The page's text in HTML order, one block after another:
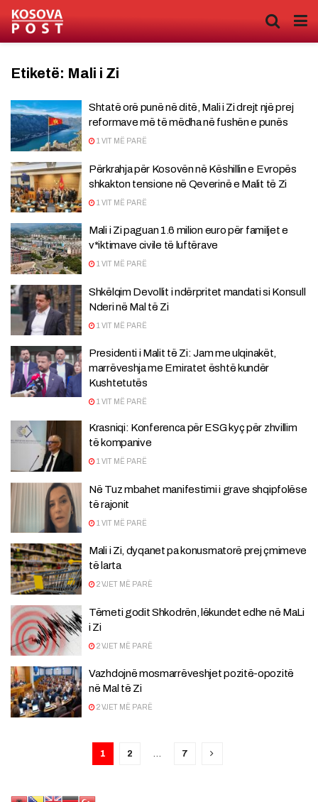
Etiketë: Mali i Zi
Shtatë orë punë në ditë, Mali i Zi drejt një prej
reformave më të mëdha në fushën e punës
1 VIT MË PARË
Përkrahja për Kosovën në Këshillin e Evropës
shkakton tensione në Qeverinë e Malit të Zi
1 VIT MË PARË
Mali i Zi paguan 1.6 milion euro për familjet e
v*iktimave civile të luftërave
1 VIT MË PARË
Shkëlqim Devollit i ndërpritet mandati si Konsull
Nderi në Mal të Zi
1 VIT MË PARË
Presidenti i Malit të Zi: Jam me ulqinakët,
marrëveshja me Emiratet është kundër
Kushtetutës
1 VIT MË PARË
Krasniqi: Konferenca për ESG kyç për zhvillim
të kompanive
1 VIT MË PARË
Në Tuz mbahet manifestimi i grave shqipfolëse
të rajonit
1 VIT MË PARË
Mali i Zi, dyqanet pa konusmatorë prej çmimeve
të larta
2 VJET MË PARË
Tëmeti godit Shkodrën, lëkundet edhe në MaLi
i Zi
2 VJET MË PARË
Vazhdojnë mosmarrëveshjet pozitë-opozitë
në Mal të Zi
2 VJET MË PARË
1 2 7